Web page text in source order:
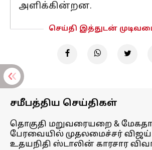
அளிக்கின்றன.
செய்தி இத்துடன்
சமீபத்திய செய்திகள்
தொகுதி மறுவரையறை &
பேரவையில் முதலமைச்சர் விஜய்
உதயநிதி ஸ்டாலின் காரசார